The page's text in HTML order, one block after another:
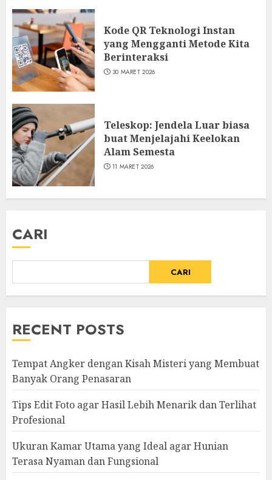
Kode QR Teknologi Instan
yang Mengganti Metode Kita
Berinteraksi
30 MARET 2026
Teleskop: Jendela Luar biasa
buat Menjelajahi Keelokan
Alam Semesta
11 MARET 2026
CARI
CARI
RECENT POSTS
Tempat Angker dengan Kisah Misteri yang Membuat
Banyak Orang Penasaran
Tips Edit Foto agar Hasil Lebih Menarik dan Terlihat
Profesional
Ukuran Kamar Utama yang Ideal agar Hunian
Terasa Nyaman dan Fungsional